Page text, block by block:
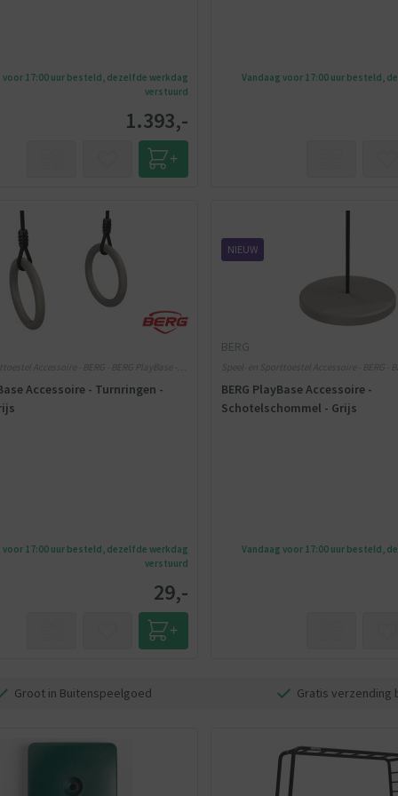
voor 17:00 uur besteld, dezelfde werkdag
verstuurd
1.393,-
Vandaag voor 17:00 uur besteld,
Accessoire - BERG - BERG PlayBase -
Accessoire - Turnringen -
voor 17:00 uur besteld, dezelfde werkdag
verstuurd
29,-
NIEUW
BERG
Speel- en Sporttoestel Accessoire - BERG -
BERG PlayBase Accessoire -
Schotelschommel - Grijs
Vandaag voor 17:00 uur besteld,
Groot in Buitenspeelgoed Gratis verzending